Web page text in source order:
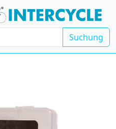
Suchung